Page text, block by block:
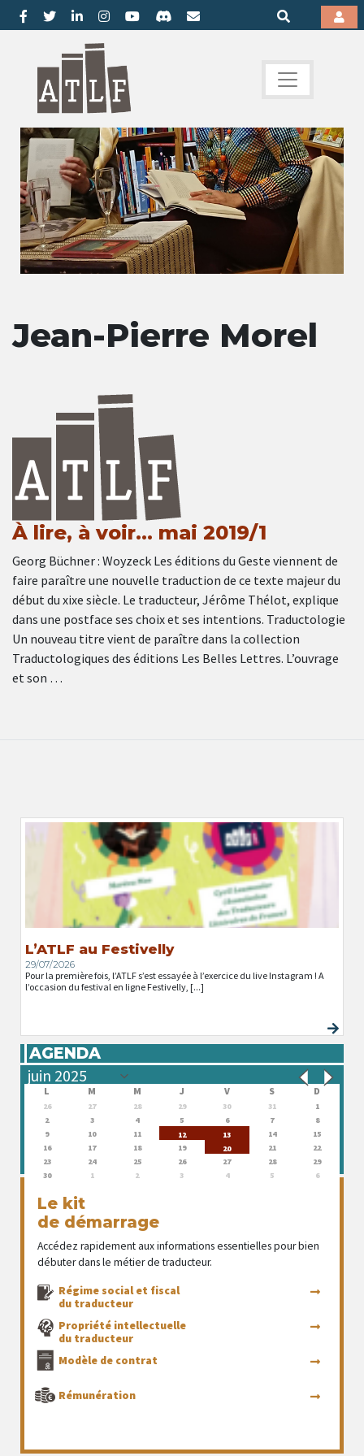
Jean-Pierre Morel
À lire, à voir… mai 2019/1
Georg Büchner : Woyzeck Les éditions du Geste viennent de
faire paraître une nouvelle traduction de ce texte majeur du
début du xixe siècle. Le traducteur, Jérôme Thélot, explique
dans une postface ses choix et ses intentions. Traductologie
Un nouveau titre vient de paraître dans la collection
Traductologiques des éditions Les Belles Lettres. L’ouvrage
et son …
L’ATLF au Festivelly
29/07/2026
Pour la première fois, l’ATLF s’est essayée à l’exercice du live Instagram ! A
l’occasion du festival en ligne Festivelly, [...]
AGENDA
L M M J V S D
26 27 28 29 30 31
1
2
3 4 5 6 7
8
9
10 11 12 13 14
15
16
17 18 19 20 21
22
23
24 25 26 27 28
29
30
1 2 3 4 5 6
Le kit
de démarrage
Accédez rapidement aux informations essentielles pour bien
débuter dans le métier de traducteur.
Régime social et fiscal
du traducteur
Propriété intellectuelle
du traducteur
Modèle de contrat
Rémunération